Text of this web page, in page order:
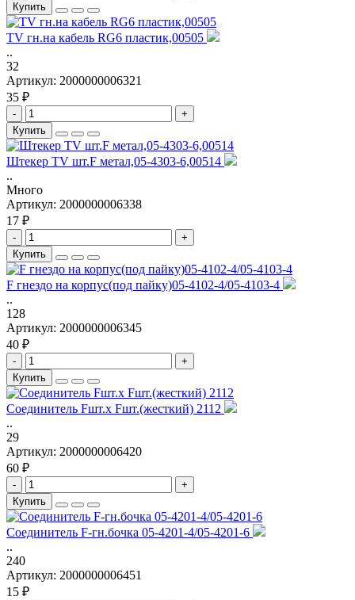
Купить
TV гн.на кабель RG6 пластик,00505
..
32
Артикул: 2000000006321
35 ₽
-
+
Купить
Штекер TV шт.F метал,05-4303-6,00514
..
Много
Артикул: 2000000006338
17 ₽
-
+
Купить
F гнездо на корпус(под пайку)05-4102-4/05-4103-4
..
128
Артикул: 2000000006345
40 ₽
-
+
Купить
Соединитель Fшт.x Fшт.(жесткий) 2112
..
29
Артикул: 2000000006420
60 ₽
-
+
Купить
Соединитель F-гн.бочка 05-4201-4/05-4201-6
..
240
Артикул: 2000000006451
15 ₽